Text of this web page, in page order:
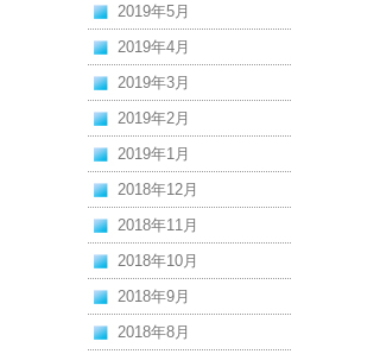
2019年5月
2019年4月
2019年3月
2019年2月
2019年1月
2018年12月
2018年11月
2018年10月
2018年9月
2018年8月